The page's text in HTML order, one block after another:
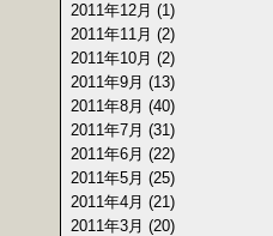
2011年12月 (1)
2011年11月 (2)
2011年10月 (2)
2011年9月 (13)
2011年8月 (40)
2011年7月 (31)
2011年6月 (22)
2011年5月 (25)
2011年4月 (21)
2011年3月 (20)